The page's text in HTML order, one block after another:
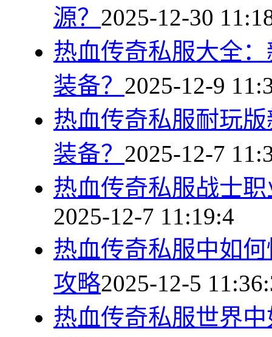
源？ 2025-12-30
热血传奇私服大全
装备？ 2025-12-9
热血传奇私服耐玩
装备？ 2025-12-7
热血传奇私服战士
2025-12-7 11:19:4
热血传奇私服中如
攻略2025-12-5
热血传奇私服世界